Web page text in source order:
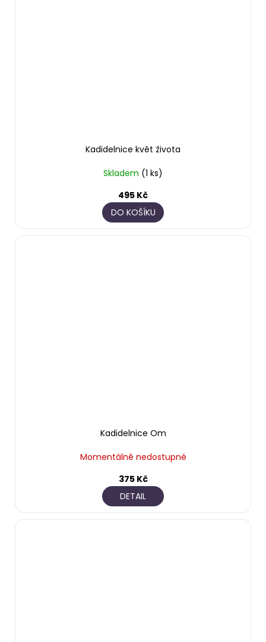
Kadidelnice květ života
Skladem (1 ks)
495 Kč
DO KOŠÍKU
Kadidelnice Om
Momentálně nedostupné
375 Kč
DETAIL